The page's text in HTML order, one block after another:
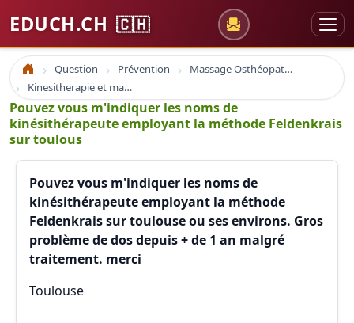
EDUCH.CH 🇨🇭
Accueil Question Prévention
Massage Osthéopathie Kinésiologie
Kinesitherapie et massage
Pouvez vous m'indiquer les noms de
kinésithérapeute employant la méthode Feldenkrais
sur toulous
Pouvez vous m'indiquer les noms de
kinésithérapeute employant la méthode
Feldenkrais sur toulouse ou ses environs. Gros
problème de dos depuis + de 1 an malgré
traitement. merci
Toulouse